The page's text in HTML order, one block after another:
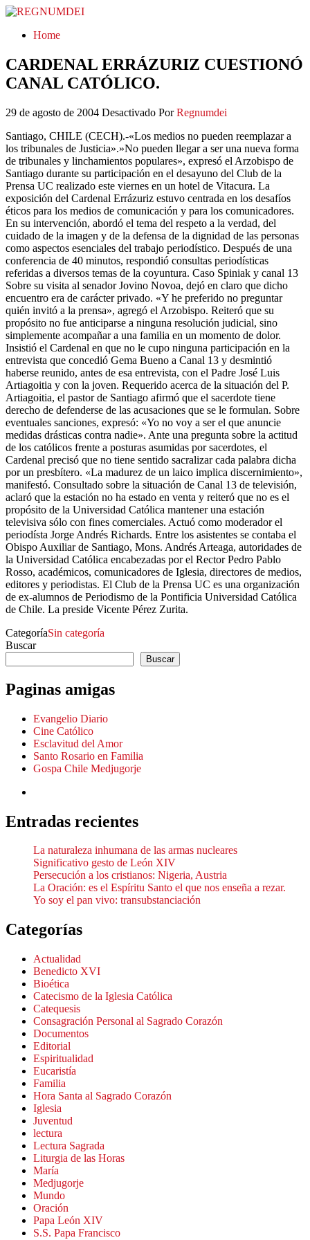
REGNUMDEI
Home
CARDENAL ERRÁZURIZ CUESTIONÓ
CANAL CATÓLICO.
29 de agosto de 2004 Desactivado Por Regnumdei
Santiago, CHILE (CECH).-«Los medios no pueden reemplazar a
los tribunales de Justicia».»No pueden llegar a ser una nueva forma
de tribunales y linchamientos populares», expresó el Arzobispo de
Santiago durante su participación en el desayuno del Club de la
Prensa UC realizado este viernes en un hotel de Vitacura. La
exposición del Cardenal Errázuriz estuvo centrada en los desafíos
éticos para los medios de comunicación y para los comunicadores.
En su intervención, abordó el tema del respeto a la verdad, del
cuidado de la imagen y de la defensa de la dignidad de las personas
como aspectos esenciales del trabajo periodístico. Después de una
conferencia de 40 minutos, respondió consultas periodísticas
referidas a diversos temas de la coyuntura. Caso Spiniak y canal 13
Sobre su visita al senador Jovino Novoa, dejó en claro que dicho
encuentro era de carácter privado. «Y he preferido no preguntar
quién invitó a la prensa», agregó el Arzobispo. Reiteró que su
propósito no fue anticiparse a ninguna resolución judicial, sino
simplemente acompañar a una familia en un momento de dolor.
Insistió el Cardenal en que no le cupo ninguna participación en la
entrevista que concedió Gema Bueno a Canal 13 y desmintió
haberse reunido, antes de esa entrevista, con el Padre José Luis
Artiagoitia y con la joven. Requerido acerca de la situación del P.
Artiagoitia, el pastor de Santiago afirmó que el sacerdote tiene
derecho de defenderse de las acusaciones que se le formulan. Sobre
eventuales sanciones, expresó: «Yo no voy a ser el que anuncie
medidas drásticas contra nadie». Ante una pregunta sobre la actitud
de los católicos frente a posturas asumidas por sacerdotes, el
Cardenal precisó que no tiene sentido sacralizar cada palabra dicha
por un presbítero. «La madurez de un laico implica discernimiento»,
manifestó. Consultado sobre la situación de Canal 13 de televisión,
aclaró que la estación no ha estado en venta y reiteró que no es el
propósito de la Universidad Católica mantener una estación
televisiva sólo con fines comerciales. Actuó como moderador el
periodísta Jorge Andrés Richards. Entre los asistentes se contaba el
Obispo Auxiliar de Santiago, Mons. Andrés Arteaga, autoridades de
la Universidad Católica encabezadas por el Rector Pedro Pablo
Rosso, académicos, comunicadores de Iglesia, directores de medios,
editores y periodistas. El Club de la Prensa UC es una organización
de ex-alumnos de Periodismo de la Pontificia Universidad Católica
de Chile. La preside Vicente Pérez Zurita.
CategoríaSin categoría
Buscar
Buscar
Paginas amigas
Evangelio Diario
Cine Católico
Esclavitud del Amor
Santo Rosario en Familia
Gospa Chile Medjugorje
Entradas recientes
La naturaleza inhumana de las armas nucleares
Significativo gesto de León XIV
Persecución a los cristianos: Nigeria, Austria
La Oración: es el Espíritu Santo el que nos enseña a rezar.
Yo soy el pan vivo: transubstanciación
Categorías
Actualidad
Benedicto XVI
Bioética
Catecismo de la Iglesia Católica
Catequesis
Consagración Personal al Sagrado Corazón
Documentos
Editorial
Espiritualidad
Eucaristía
Familia
Hora Santa al Sagrado Corazón
Iglesia
Juventud
lectura
Lectura Sagrada
Liturgia de las Horas
María
Medjugorje
Mundo
Oración
Papa León XIV
S.S. Papa Francisco